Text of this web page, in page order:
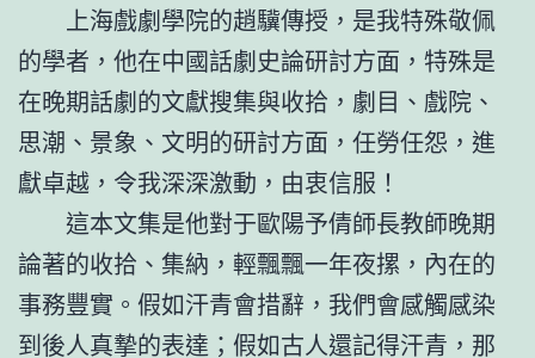
上海戲劇學院的趙驥傳授，是我特殊敬佩
的學者，他在中國話劇史論研討方面，特殊是
在晚期話劇的文獻搜集與收拾，劇目、戲院、
思潮、景象、文明的研討方面，任勞任怨，進
獻卓越，令我深深激動，由衷信服！
這本文集是他對于歐陽予倩師長教師晚期
論著的收拾、集納，輕飄飄一年夜摞，內在的
事務豐實。假如汗青會措辭，我們會感觸感染
到後人真摯的表達；假如古人還記得汗青，那